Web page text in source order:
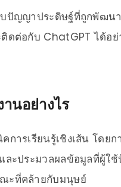
ปัญญาประดิษฐ์ที่ถูกพัฒน
ดต่อกับ ChatGPT ได้อ
านอย่างไร
การเรียนรู้เชิงเส้น โด
ละประมวลผลข้อมูลที่ผู้ใ
ะที่คล้ายกับมนุษย์